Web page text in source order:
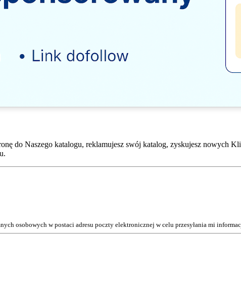
do Naszego katalogu, reklamujesz swój katalog, zyskujesz nowych
osobowych w postaci adresu poczty elektronicznej w celu przesyłania mi